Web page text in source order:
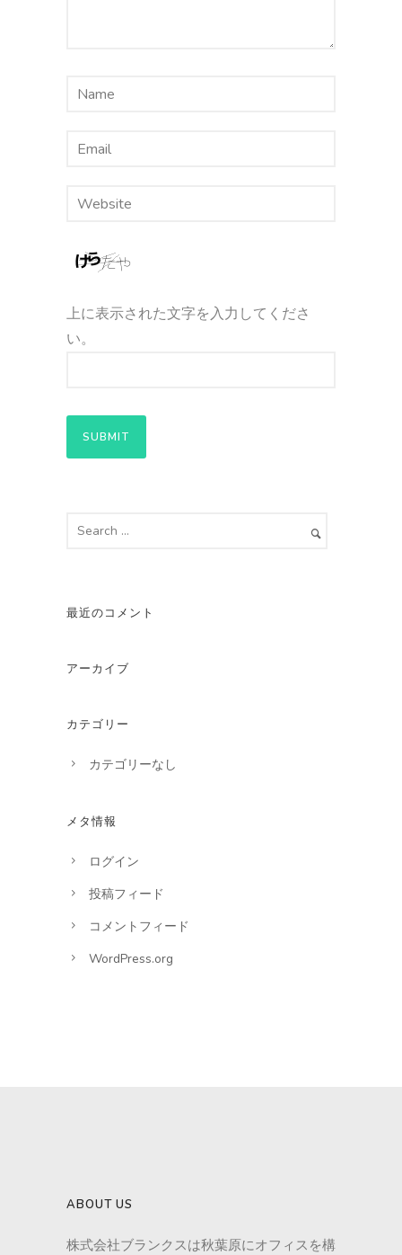
上に表示された文字を入力してくださ
い。
最近のコメント
アーカイブ
カテゴリー
カテゴリーなし
メタ情報
ログイン
投稿フィード
コメントフィード
WordPress.org
ABOUT US
株式会社ブランクスは秋葉原にオフィスを構